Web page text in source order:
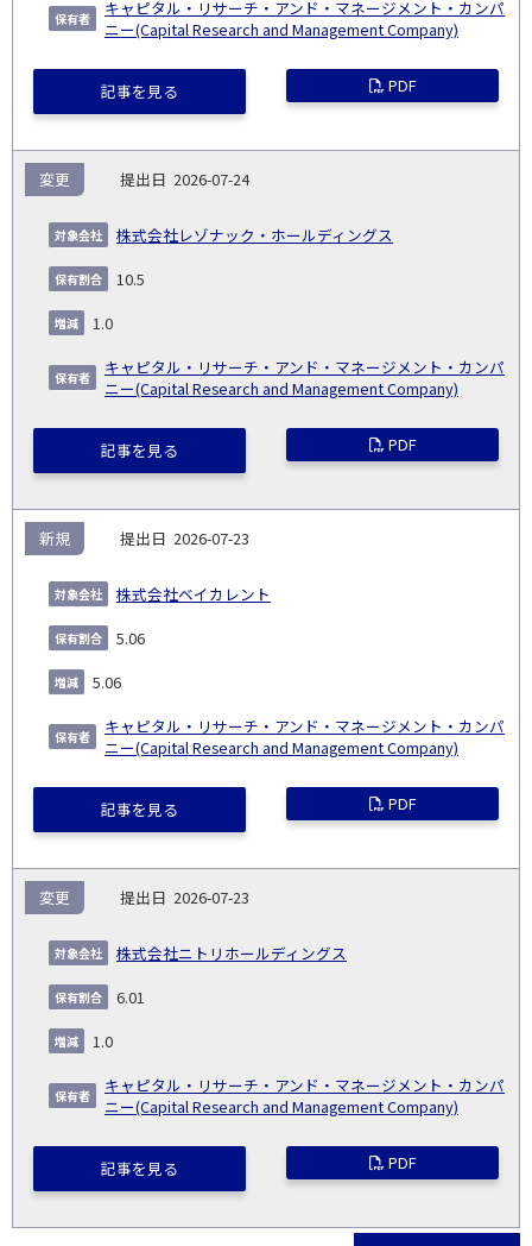
キャピタル・リサーチ・アンド・マネージメント・カンパ
ニー(Capital Research and Management Company)
記事を見る PDF
2026-07-24
株式会社レゾナック・ホールディングス
変更
10.5
1.0
キャピタル・リサーチ・アンド・マネージメント・カンパ
ニー(Capital Research and Management Company)
記事を見る PDF
2026-07-23
株式会社ベイカレント
新規
5.06
5.06
キャピタル・リサーチ・アンド・マネージメント・カンパ
ニー(Capital Research and Management Company)
記事を見る PDF
2026-07-23
株式会社ニトリホールディングス
変更
6.01
1.0
キャピタル・リサーチ・アンド・マネージメント・カンパ
ニー(Capital Research and Management Company)
記事を見る PDF